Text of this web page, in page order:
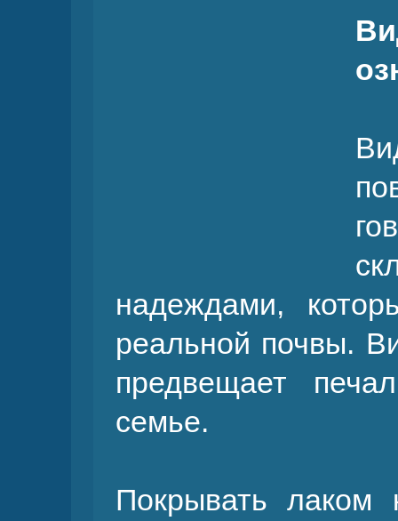
надеждами,
реальной почвы.
предвещает
семье.
Покрывать лаком